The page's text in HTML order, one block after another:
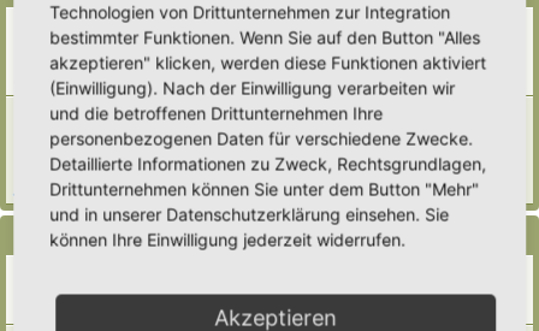
Erweiterung der Kriterien zur Eintragung eines Hortus
Letzter Beitrag vonHeike Ehrle« Di 29. Jul 2025, 17:08
Verfasst inAnkündigungen & Fragen zum Forum
Antworten:3
[Bitte lesen] Wie funktioniert die Eintragung Eurer
Gartenprojekte
Letzter Beitrag von
Verfasst in Eingetragener Hortus - Mein Hortus und ich!
Antworten:1
Themen
Letzter Beitrag vonPoco Loco«Do 13. Nov 2025, 22:02
Technologien von Drittunternehmen zur Integration
bestimmter Funktionen. Wenn Sie auf den Button "Alles
akzeptieren" klicken, werden diese Funktionen aktiviert
(Einwilligung). Nach der Einwilligung verarbeiten wir
und die betroffenen Drittunternehmen Ihre
personenbezogenen Daten für verschiedene Zwecke.
Detaillierte Informationen zu Zweck, Rechtsgrundlagen,
Drittunternehmen können Sie unter dem Button "Mehr"
und in unserer Datenschutzerklärung einsehen. Sie
können Ihre Einwilligung jederzeit widerrufen.
Akzeptieren